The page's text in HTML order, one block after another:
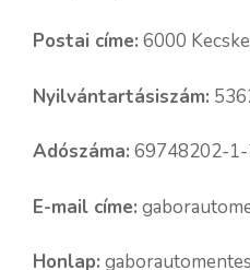
Postai címe: 6000
Nyilvántartásiszám:
Adószáma: 69748202-
E-mail címe:
Honlap: